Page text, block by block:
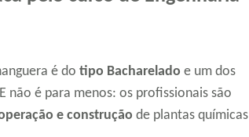
é do tipo Bacharelado e um dos
não é para menos: os profissionais são
e construção de plantas químicas